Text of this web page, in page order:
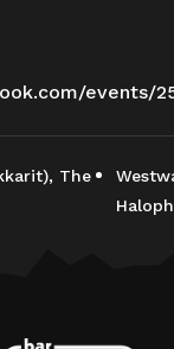
events/
The